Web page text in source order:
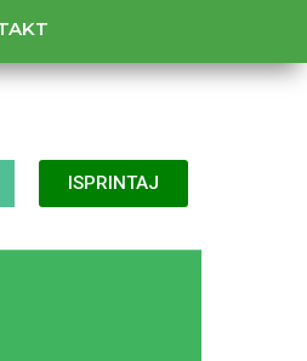
ISPRINTAJ